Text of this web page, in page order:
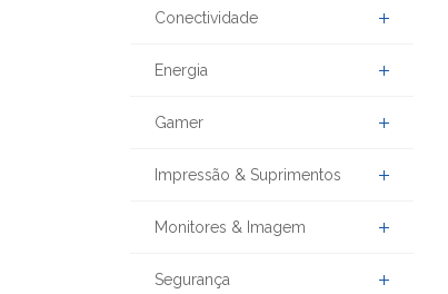
Conectividade
Energia
Gamer
Impressão & Suprimentos
Monitores & Imagem
Segurança